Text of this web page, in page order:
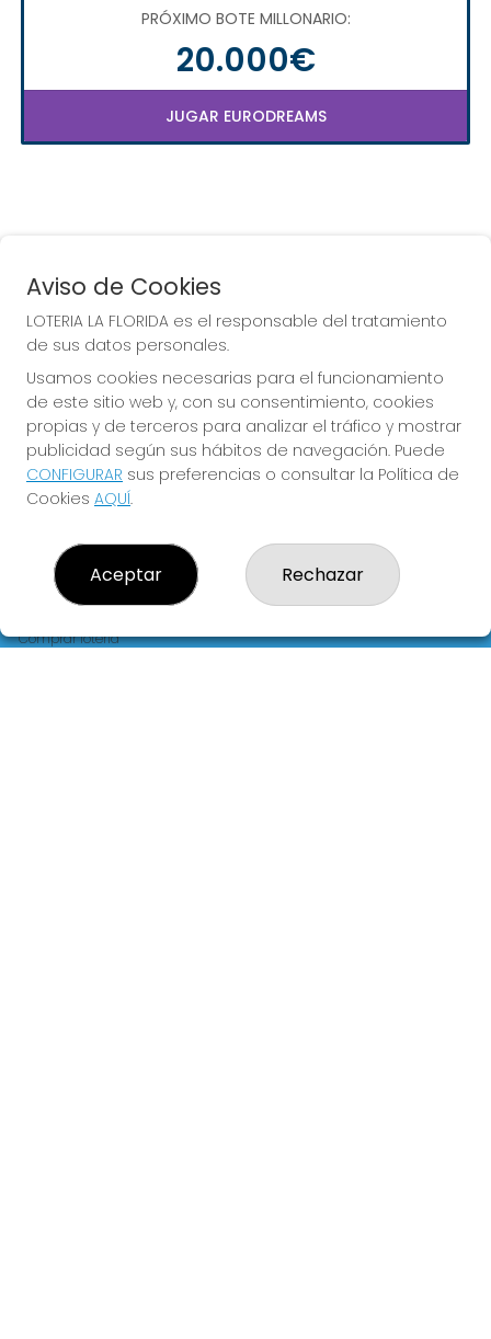
PRÓXIMO BOTE MILLONARIO:
20.000€
JUGAR EURODREAMS
COMPRA EN LOTERIA LA
FLORIDA
Y QUE LAS MEIGAS TE
ACOMPAÑEN
LOTERIA LA FLORIDA
Comprar lotería
Aviso de Cookies
LOTERIA LA FLORIDA es el responsable del tratamiento
de sus datos personales.
Usamos cookies necesarias para el funcionamiento
de este sitio web y, con su consentimiento, cookies
propias y de terceros para analizar el tráfico y mostrar
publicidad según sus hábitos de navegación. Puede
CONFIGURAR sus preferencias o consultar la Política de
Cookies AQUÍ.
Aceptar Rechazar